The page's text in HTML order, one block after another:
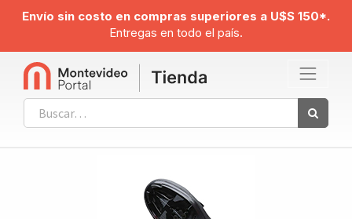
Envío sin costo en compras superiores a U$S 150*.
Entregas en todo el país.